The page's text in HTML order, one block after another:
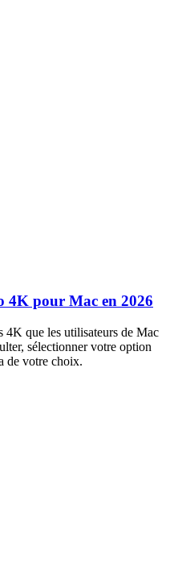
4K pour Mac en 2026
4K que les utilisateurs de Mac
sélectionner votre option
de votre choix.